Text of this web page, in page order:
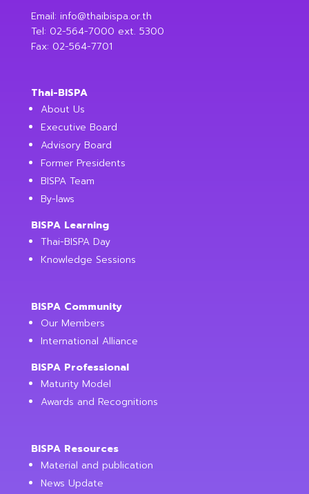
Email: info@thaibispa.or.th
Tel: 02-564-7000 ext. 5300
Fax: 02-564-7701
Thai-BISPA
About Us
Executive Board
Advisory Board
Former Presidents
BISPA Team
By-laws
BISPA Learning
Thai-BISPA Day
Knowledge Sessions
BISPA Community
Our Members
International Alliance
BISPA Professional
Maturity Model
Awards and Recognitions
BISPA Resources
Material and publication
News Update